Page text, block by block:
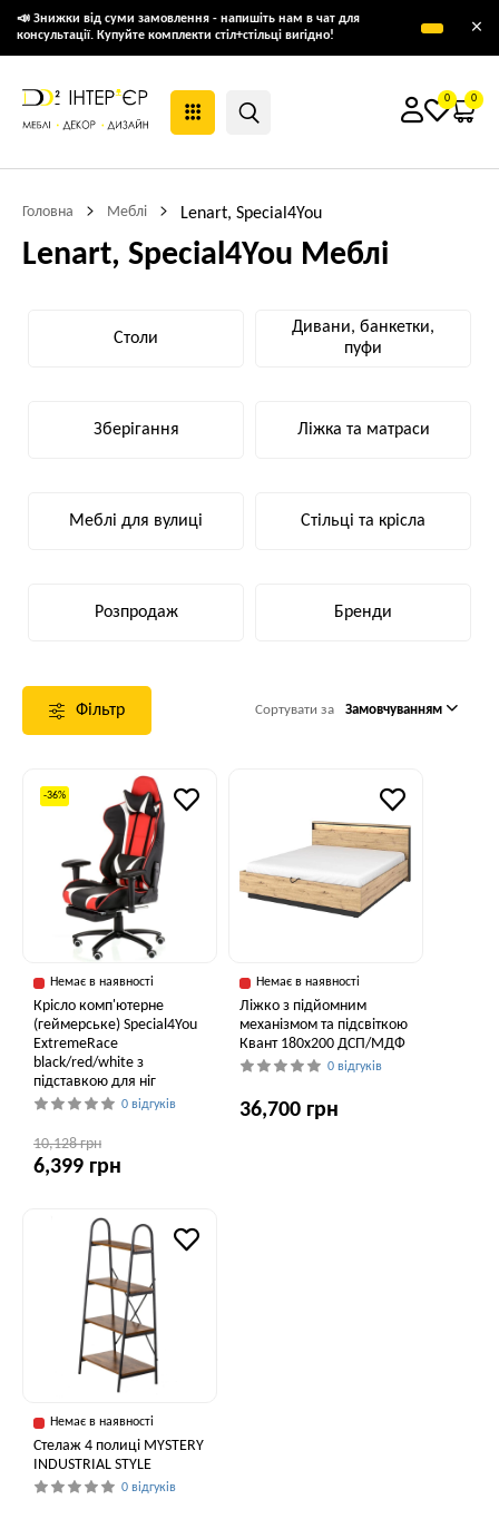
📣 Знижки від суми замовлення - напишіть нам в чат для
консультації. Купуйте комплекти стіл+стільці вигідно!
×
0 0
Головна Меблі Lenart, Special4You
Lenart, Special4You Меблі
Столи
Дивани, банкетки,
пуфи
Зберігання Ліжка та матраси
Меблі для вулиці Стільці та крісла
Розпродаж Бренди
Фільтр Сортувати за Замовчуванням
-36%
Немає в наявності
Крісло комп'ютерне
(геймерське) Special4You
ExtremeRace
black/red/white з
підставкою для ніг
0 відгуків
10,128 грн
6,399 грн
Немає в наявності
Ліжко з підйомним
механізмом та підсвіткою
Квант 180x200 ДСП/МДФ
0 відгуків
36,700 грн
Немає в наявності
Стелаж 4 полиці MYSTERY
INDUSTRIAL STYLE
0 відгуків